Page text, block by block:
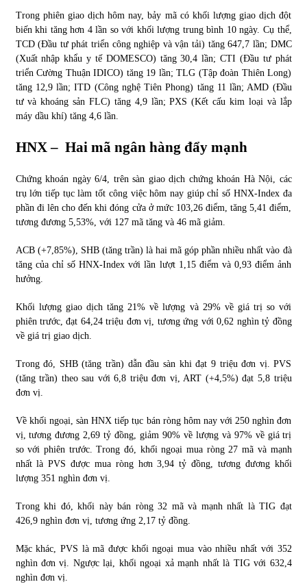
Trong phiên giao dịch hôm nay, bảy mã có khối lượng giao dịch đột
biến khi tăng hơn 4 lần so với khối lượng trung bình 10 ngày. Cụ thể,
TCD (Đầu tư phát triển công nghiệp và vận tải) tăng 647,7 lần; DMC
(Xuất nhập khẩu y tế DOMESCO) tăng 30,4 lần; CTI (Đầu tư phát
triển Cường Thuận IDICO) tăng 19 lần; TLG (Tập đoàn Thiên Long)
tăng 12,9 lần; ITD (Công nghệ Tiên Phong) tăng 11 lần; AMD (Đầu
tư và khoáng sản FLC) tăng 4,9 lần; PXS (Kết cấu kim loại và lắp
máy dầu khí) tăng 4,6 lần.
HNX – Hai mã ngân hàng đẩy mạnh
Chứng khoán ngày 6/4, trên sàn giao dịch chứng khoán Hà Nội, các
trụ lớn tiếp tục làm tốt công việc hôm nay giúp chỉ số HNX-Index đa
phần đi lên cho đến khi đóng cửa ở mức 103,26 điểm, tăng 5,41 điểm,
tương đương 5,53%, với 127 mã tăng và 46 mã giảm.
ACB (+7,85%), SHB (tăng trần) là hai mã góp phần nhiều nhất vào đà
tăng của chỉ số HNX-Index với lần lượt 1,15 điểm và 0,93 điểm ảnh
hưởng.
Khối lượng giao dịch tăng 21% về lượng và 29% về giá trị so với
phiên trước, đạt 64,24 triệu đơn vị, tương ứng với 0,62 nghìn tỷ đồng
về giá trị giao dịch.
Trong đó, SHB (tăng trần) dẫn đầu sàn khi đạt 9 triệu đơn vị. PVS
(tăng trần) theo sau với 6,8 triệu đơn vị, ART (+4,5%) đạt 5,8 triệu
đơn vị.
Về khối ngoại, sàn HNX tiếp tục bán ròng hôm nay với 250 nghìn đơn
vị, tương đương 2,69 tỷ đồng, giảm 90% về lượng và 97% về giá trị
so với phiên trước. Trong đó, khối ngoại mua ròng 27 mã và mạnh
nhất là PVS được mua ròng hơn 3,94 tỷ đồng, tương đương khối
lượng 351 nghìn đơn vị.
Trong khi đó, khối này bán ròng 32 mã và mạnh nhất là TIG đạt
426,9 nghìn đơn vị, tương ứng 2,17 tỷ đồng.
Mặc khác, PVS là mã được khối ngoại mua vào nhiều nhất với 352
nghìn đơn vị. Ngược lại, khối ngoại xả mạnh nhất là TIG với 632,4
nghìn đơn vị.